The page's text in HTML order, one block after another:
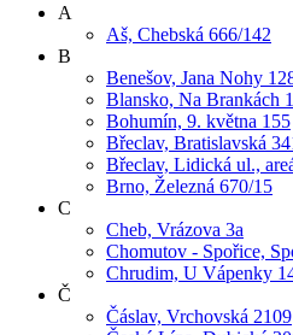
A
Aš, Chebská 666/142
B
Benešov, Jana Nohy
Blansko, Na Brankách
Bohumín, 9. května 155
Břeclav, Bratislavská
Břeclav, Lidická ul.,
Brno, Železná 670/15
C
Cheb, Vrázova 3a
Chomutov - Spořice,
Chrudim, U Vápenky
Č
Čáslav, Vrchovská 2109